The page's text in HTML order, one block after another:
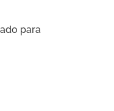
para